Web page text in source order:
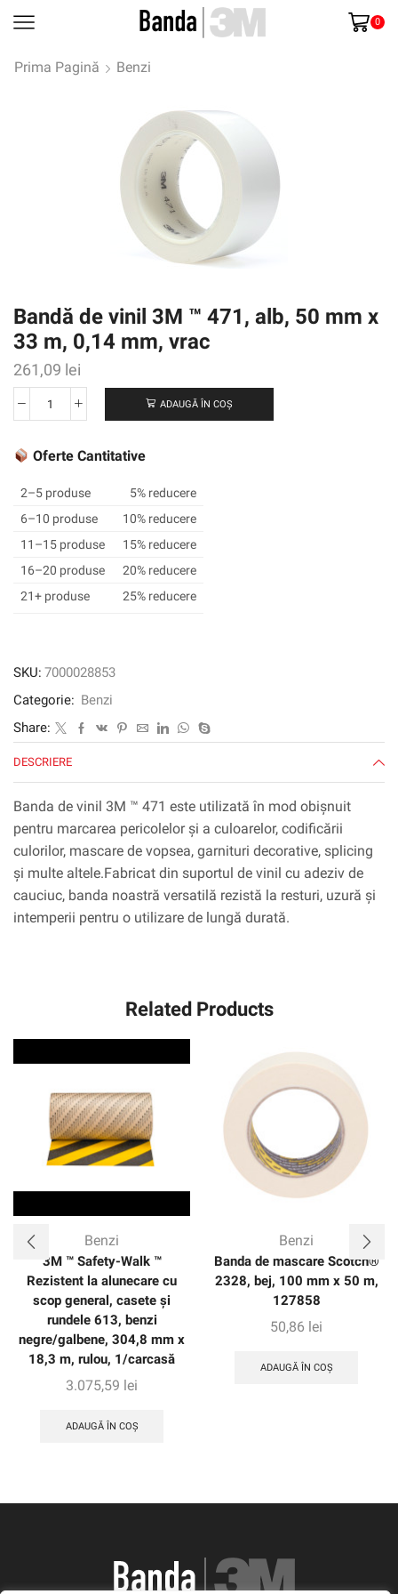
0
Prima Pagină Benzi
Bandă de vinil 3M ™ 471, alb, 50 mm x
33 m, 0,14 mm, vrac
261,09 lei
Cantitate
de
3M
471,
alb,
50
mm
0,14
vrac
ADAUGĂ ÎN COȘ
Oferte Cantitative
2–5 produse
5% reducere
6–10 produse
10% reducere
11–15 produse
15% reducere
16–20 produse
20% reducere
21+ produse
25% reducere
SKU: 7000028853
Categorie: Benzi
Share:
DESCRIERE
Banda de vinil 3M ™ 471 este utilizată în mod obișnuit
pentru marcarea pericolelor și a culoarelor, codificării
culorilor, mascare de vopsea, garnituri decorative, splicing
și multe altele.Fabricat din suportul de vinil cu adeziv de
cauciuc, banda noastră versatilă rezistă la resturi, uzură și
intemperii pentru o utilizare de lungă durată.
Related Products
Benzi
3M ™ Safety-Walk ™
Rezistent la alunecare cu
scop general, casete și
rundele 613, benzi
negre/galbene, 304,8 mm x
18,3 m, rulou, 1/carcasă
3.075,59 lei
ADAUGĂ ÎN COȘ
Benzi
Banda de mascare Scotch®
2328, bej, 100 mm x 50 m,
127858
50,86 lei
ADAUGĂ ÎN COȘ